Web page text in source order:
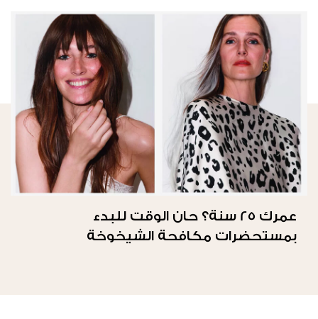
عمرك 25 سنة؟ حان الوقت للبدء
بمستحضرات مكافحة الشيخوخة